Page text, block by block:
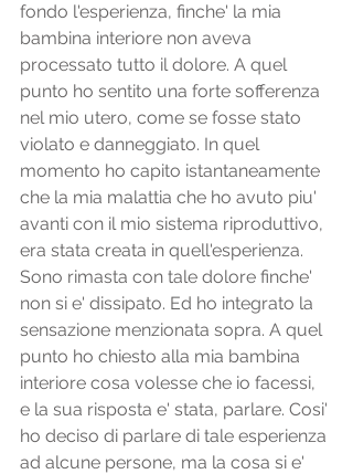
fondo l'esperienza, finche' la mia
bambina interiore non aveva
processato tutto il dolore. A quel
punto ho sentito una forte sofferenza
nel mio utero, come se fosse stato
violato e danneggiato. In quel
momento ho capito istantaneamente
che la mia malattia che ho avuto piu'
avanti con il mio sistema riproduttivo,
era stata creata in quell'esperienza.
Sono rimasta con tale dolore finche'
non si e' dissipato. Ed ho integrato la
sensazione menzionata sopra. A quel
punto ho chiesto alla mia bambina
interiore cosa volesse che io facessi,
e la sua risposta e' stata, parlare. Cosi'
ho deciso di parlare di tale esperienza
ad alcune persone, ma la cosa si e'